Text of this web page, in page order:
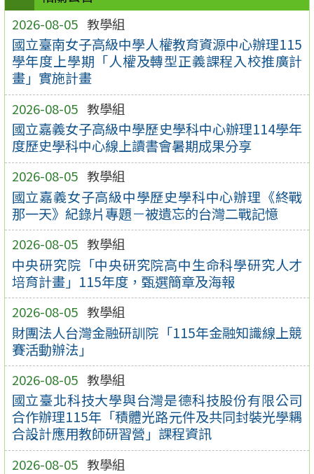
2026-08-05 教學組
國立臺南女子高級中學人權教育資源中心辦理115
學年度上學期「人權及轉型正義課程入校推廣計
畫」實施計畫
2026-08-05 教學組
國立嘉義女子高級中學歷史學科中心辦理114學年
度歷史學科中心線上讀書會暑期成果分享
2026-08-05 教學組
國立嘉義女子高級中學歷史學科中心辦理《終戰
那一天》紀錄片專題－被遺忘的台灣二戰記憶
2026-08-05 教學組
中央研究院「中央研究院高中生命科學研究人才
培育計畫」115年度，甄選簡章及海報
2026-08-05 教學組
財團法人台灣金融研訓院「115年金融知識線上競
賽活動辦法」
2026-08-05 教學組
國立臺北科技大學與台灣是德科技股份有限公司
合作辦理115年「積體光路元件及共同封裝光學耦
合設計應用教師研習營」課程資訊
2026-08-05 教學組